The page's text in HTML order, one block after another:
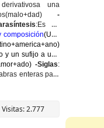
una
-
:Es un
composición(Unir
y un sufijo a una
-Siglas:
enteras para
Visitas: 2.777